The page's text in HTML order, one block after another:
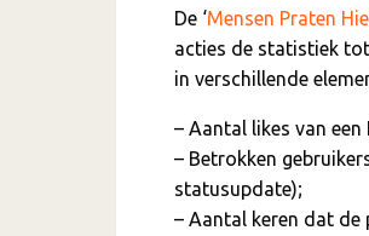
De ‘Mensen Praten
acties de statistiek
in verschillende
– Aantal likes van
– Betrokken
statusupdate);
– Aantal keren dat